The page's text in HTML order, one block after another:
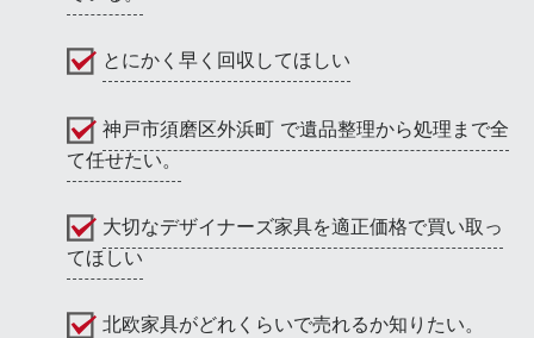
とにかく早く回収してほしい
神戸市須磨区外浜町 で遺品整理から処理まで全
て任せたい。
大切なデザイナーズ家具を適正価格で買い取っ
てほしい
北欧家具がどれくらいで売れるか知りたい。